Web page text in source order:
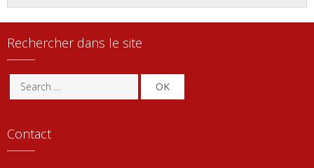
Rechercher dans le site
OK
Contact